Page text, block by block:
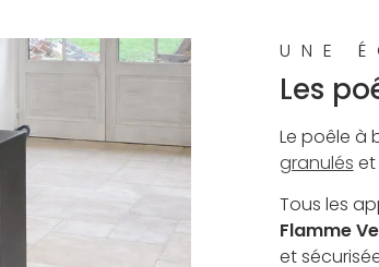
UNE
Les
Le poêle à
granulés et
Tous les
Flamme
et